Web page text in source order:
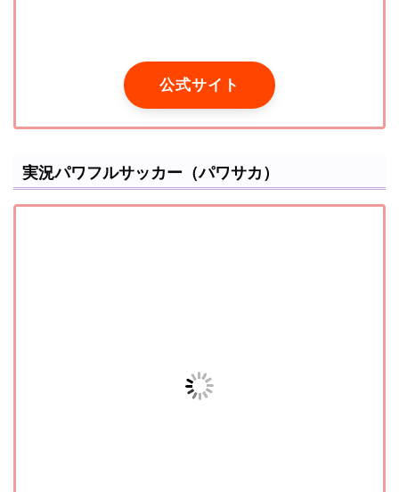
公式サイト
実況パワフルサッカー（パワサカ）